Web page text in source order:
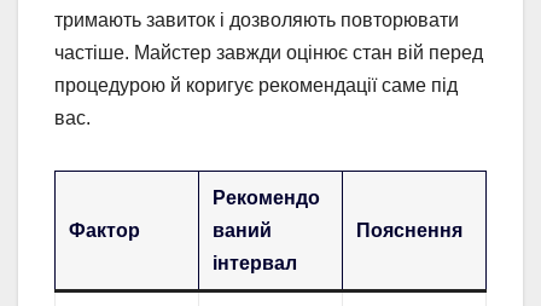
тримають завиток і дозволяють повторювати
частіше. Майстер завжди оцінює стан вій перед
процедурою й коригує рекомендації саме під
вас.
Фактор
Рекомендо
ваний
інтервал
Пояснення